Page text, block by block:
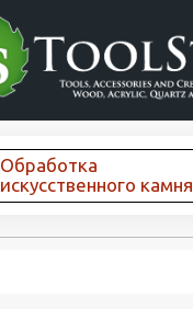
Обработка
искусственного камня